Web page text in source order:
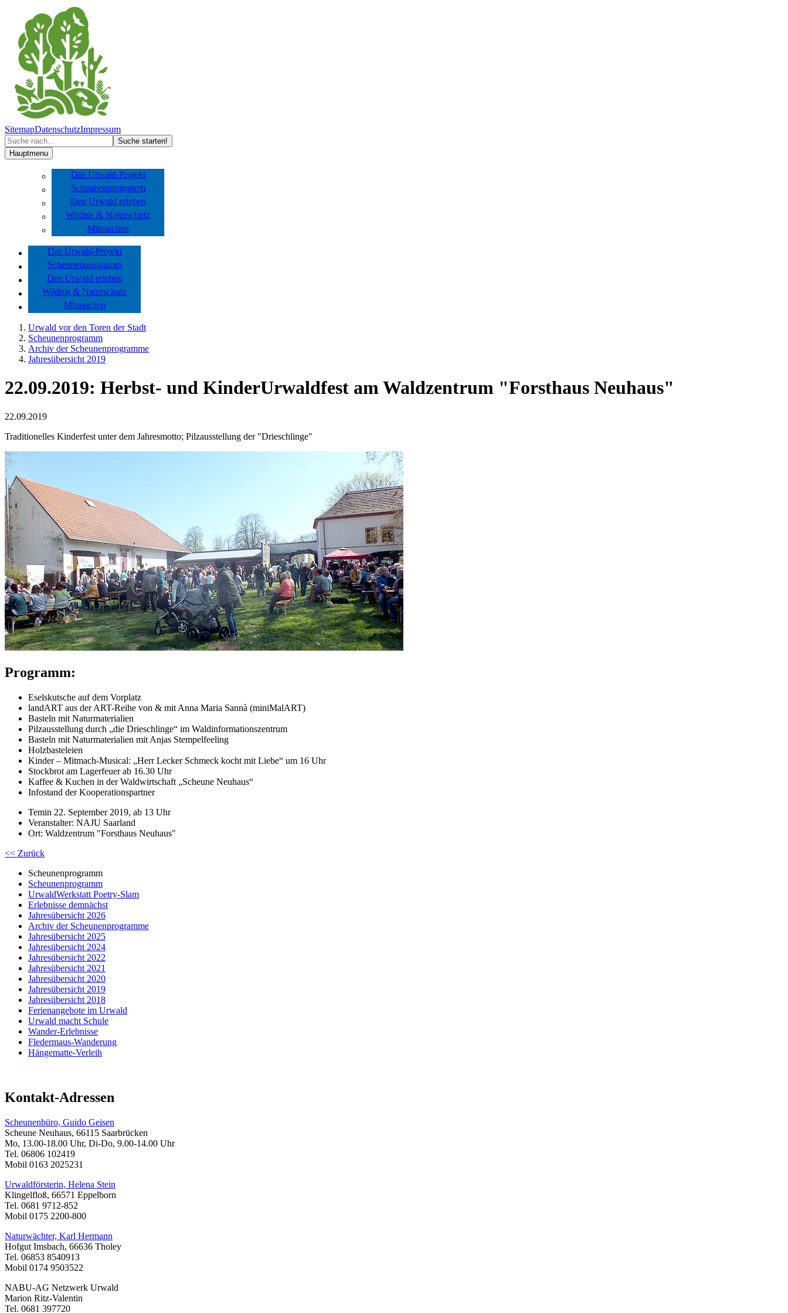
SitemapDatenschutzImpressum
Hauptmenu
Das Urwald-Projekt
Scheunenprogramm
Den Urwald erleben
Wildnis & Naturschutz
Mitmachen
Das Urwald-Projekt
Scheunenprogramm
Den Urwald erleben
Wildnis & Naturschutz
Mitmachen
Urwald vor den Toren der Stadt
Scheunenprogramm
Archiv der Scheunenprogramme
Jahresübersicht 2019
22.09.2019: Herbst- und KinderUrwaldfest am Waldzentrum "Forsthaus Neuhaus"
22.09.2019
Traditionelles Kinderfest unter dem Jahresmotto; Pilzausstellung der "Drieschlinge"
Programm:
Eselskutsche auf dem Vorplatz
landART aus der ART-Reihe von & mit Anna Maria Sannà (miniMalART)
Basteln mit Naturmaterialien
Pilzausstellung durch „die Drieschlinge“ im Waldinformationszentrum
Basteln mit Naturmaterialien mit Anjas Stempelfeeling
Holzbasteleien
Kinder – Mitmach-Musical: „Herr Lecker Schmeck kocht mit Liebe“ um 16 Uhr
Stockbrot am Lagerfeuer ab 16.30 Uhr
Kaffee & Kuchen in der Waldwirtschaft „Scheune Neuhaus“
Infostand der Kooperationspartner
Temin 22. September 2019, ab 13 Uhr
Veranstalter: NAJU Saarland
Ort: Waldzentrum "Forsthaus Neuhaus"
<< Zurück
Scheunenprogramm
Scheunenprogramm
UrwaldWerkstatt Poetry-Slam
Erlebnisse demnächst
Jahresübersicht 2026
Archiv der Scheunenprogramme
Jahresübersicht 2025
Jahresübersicht 2024
Jahresübersicht 2022
Jahresübersicht 2021
Jahresübersicht 2020
Jahresübersicht 2019
Jahresübersicht 2018
Ferienangebote im Urwald
Urwald macht Schule
Wander-Erlebnisse
Fledermaus-Wanderung
Hängematte-Verleih
Kontakt-Adressen
Scheunenbüro, Guido Geisen
Scheune Neuhaus, 66115 Saarbrücken
Mo, 13.00-18.00 Uhr, Di-Do, 9.00-14.00 Uhr
Tel. 06806 102419
Mobil 0163 2025231
Urwaldförsterin, Helena Stein
Klingelfloß, 66571 Eppelborn
Tel. 0681 9712-852
Mobil 0175 2200-800
Naturwächter, Karl Hermann
Hofgut Imsbach, 66636 Tholey
Tel. 06853 8540913
Mobil 0174 9503522
NABU-AG Netzwerk Urwald
Marion Ritz-Valentin
Tel. 0681 397720